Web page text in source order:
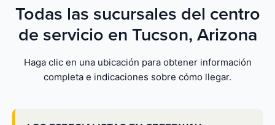
Todas las sucursales del centro
de servicio en Tucson, Arizona
Haga clic en una ubicación para obtener información
completa e indicaciones sobre cómo llegar.